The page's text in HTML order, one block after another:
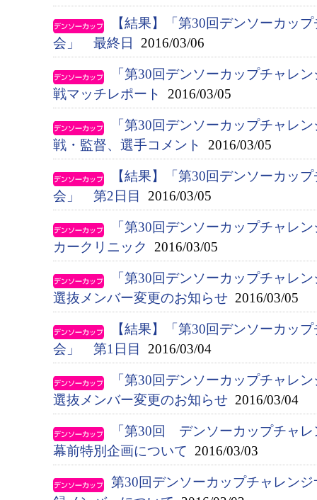
【結果】「第30回デンソーカッ
会」 最終日
2016/03/06
「第30回デンソーカップチャレ
戦マッチレポート
2016/03/05
「第30回デンソーカップチャレ
戦・監督、選手コメント
2016/03/05
【結果】「第30回デンソーカッ
会」 第2日目
2016/03/05
「第30回デンソーカップチャレ
カークリニック
2016/03/05
「第30回デンソーカップチャレ
選抜メンバー変更のお知らせ 2016/03/05
【結果】「第30回デンソーカッ
会」 第1日目
2016/03/04
「第30回デンソーカップチャレ
選抜メンバー変更のお知らせ 2016/03/04
「第30回 デンソーカップチャ
幕前特別企画について 2016/03/03
第30回デンソーカップチャレン